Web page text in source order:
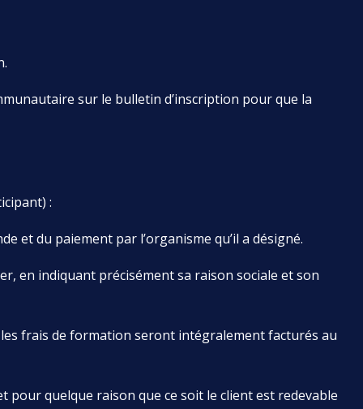
sur le bulletin d’inscription pour que la
:
et du paiement par l’organisme qu’il a désigné.
en indiquant précisément sa raison sociale et son
frais de formation seront intégralement facturés au
pour quelque raison que ce soit le client est redevable